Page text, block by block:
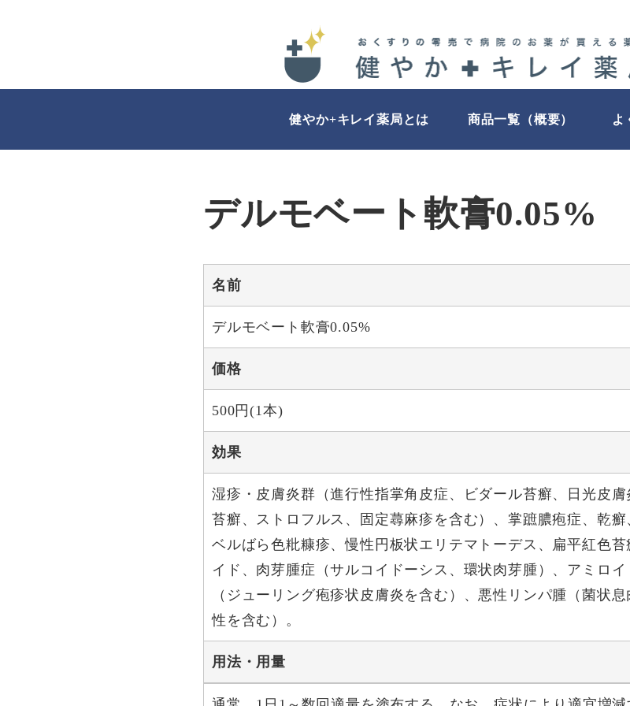
健やか+キレイ薬局とは 商品一覧（概要） よ
デルモベート軟膏0.05%
名前
デルモベート軟膏0.05%
価格
500円(1本)
効果
湿疹・皮膚炎群（進行性指掌角皮症、ビダール苔癬、日光皮
苔癬、ストロフルス、固定蕁麻疹を含む）、掌蹠膿疱症、乾
ベルばら色粃糠疹、慢性円板状エリテマトーデス、扁平紅色
イド、肉芽腫症（サルコイドーシス、環状肉芽腫）、アミロ
（ジューリング疱疹状皮膚炎を含む）、悪性リンパ腫（菌状
性を含む）。
用法・用量